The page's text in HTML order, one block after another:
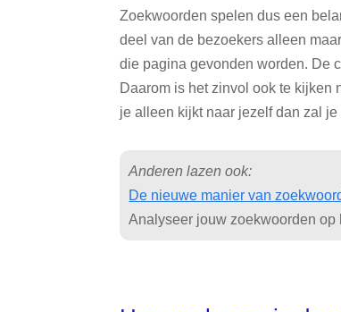
Zoekwoorden spelen dus een
deel van de bezoekers alleen
die pagina gevonden worden. De
Daarom is het zinvol ook te kijken
je alleen kijkt naar jezelf dan zal
Anderen lazen ook:
De nieuwe manier van
Analyseer jouw zoekwoorden